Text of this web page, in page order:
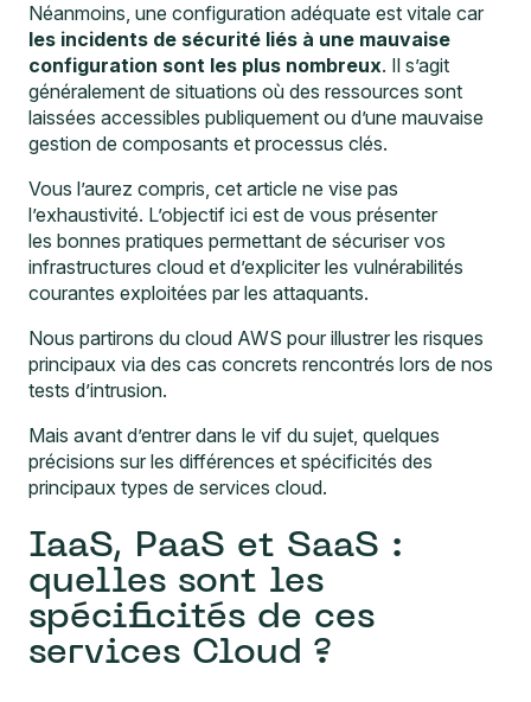
Néanmoins, une configuration adéquate est vitale car
les incidents de sécurité liés à une mauvaise
configuration sont les plus nombreux. Il s’agit
généralement de situations où des ressources sont
laissées accessibles publiquement ou d’une mauvaise
gestion de composants et processus clés.
Vous l’aurez compris, cet article ne vise pas
l’exhaustivité. L’objectif ici est de vous présenter
les bonnes pratiques permettant de sécuriser vos
infrastructures cloud et d’expliciter les vulnérabilités
courantes exploitées par les attaquants.
Nous partirons du cloud AWS pour illustrer les risques
principaux via des cas concrets rencontrés lors de nos
tests d’intrusion.
Mais avant d’entrer dans le vif du sujet, quelques
précisions sur les différences et spécificités des
principaux types de services cloud.
IaaS, PaaS et SaaS :
quelles sont les
spécificités de ces
services Cloud ?